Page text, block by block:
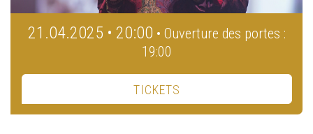
21.04.2025 • 20:00 • Ouverture des portes :
19:00
TICKETS